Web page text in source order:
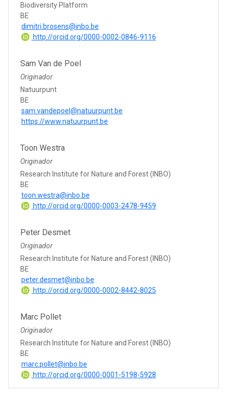
Biodiversity Platform
BE
dimitri.brosens@inbo.be
http://orcid.org/0000-0002-0846-9116
Sam Van de Poel
Originador
Natuurpunt
BE
sam.vandepoel@natuurpunt.be
https://www.natuurpunt.be
Toon Westra
Originador
Research Institute for Nature and Forest (INBO)
BE
toon.westra@inbo.be
http://orcid.org/0000-0003-2478-9459
Peter Desmet
Originador
Research Institute for Nature and Forest (INBO)
BE
peter.desmet@inbo.be
http://orcid.org/0000-0002-8442-8025
Marc Pollet
Originador
Research Institute for Nature and Forest (INBO)
BE
marc.pollet@inbo.be
http://orcid.org/0000-0001-5198-5928